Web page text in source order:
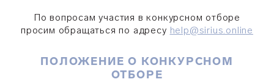
По вопросам участия в конкурсном отборе
просим обращаться по адресу help@sirius.online
ПОЛОЖЕНИЕ О КОНКУРСНОМ
ОТБОРЕ